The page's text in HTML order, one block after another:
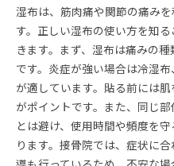
湿布は、筋肉痛や関節の痛み
す。正しい湿布の使い方を知
きます。まず、湿布は痛みの
です。炎症が強い場合は冷湿
が適しています。貼る前には
がポイントです。また、同じ
とは避け、使用時間や頻度を
ります。接骨院では、症状に